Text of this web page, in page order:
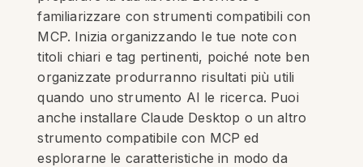
familiarizzare con strumenti compatibili con
MCP. Inizia organizzando le tue note con
titoli chiari e tag pertinenti, poiché note ben
organizzate produrranno risultati più utili
quando uno strumento AI le ricerca. Puoi
anche installare Claude Desktop o un altro
strumento compatibile con MCP ed
esplorarne le caratteristiche in modo da